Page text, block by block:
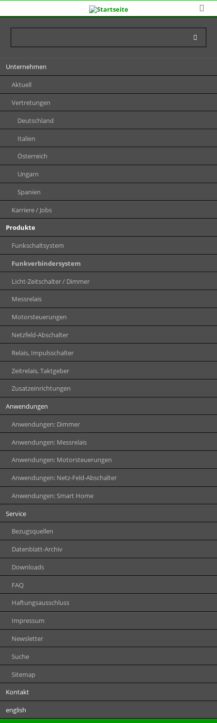
Navigation
überspringen
Unternehmen
Aktuell
Vertretungen
Deutschland
Italien
Österreich
Ungarn
Spanien
Karriere / Jobs
Produkte
Funkschaltsystem
Funkverbindersystem
Licht-Zeitschalter / Dimmer
Messrelais
Motorsteuerungen
Netzfeld-Abschalter
Relais, Impulsschalter
Zeitrelais, Taktgeber
Zusatzeinrichtungen
Anwendungen
Anwendungen: Dimmer
Anwendungen: Messrelais
Anwendungen: Motorsteuerungen
Anwendungen: Netz-Feld-Abschalter
Anwendungen: Smart Home
Service
Bezugsquellen
Datenblatt-Archiv
Downloads
FAQ
Haftungsausschluss
Impressum
Newsletter
Suche
Sitemap
Kontakt
english